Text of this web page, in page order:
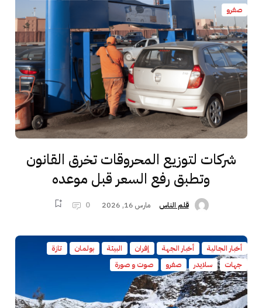
صفرو
شركات لتوزيع المحروقات تخرق القانون
وتطبق رفع السعر قبل موعده
قلم الناس مارس 16, 2026 0
أخبار الجالية أخبار الجهة إفران البيئة بولمان
تازة
جهات
سلايدر صفرو صوت و صورة